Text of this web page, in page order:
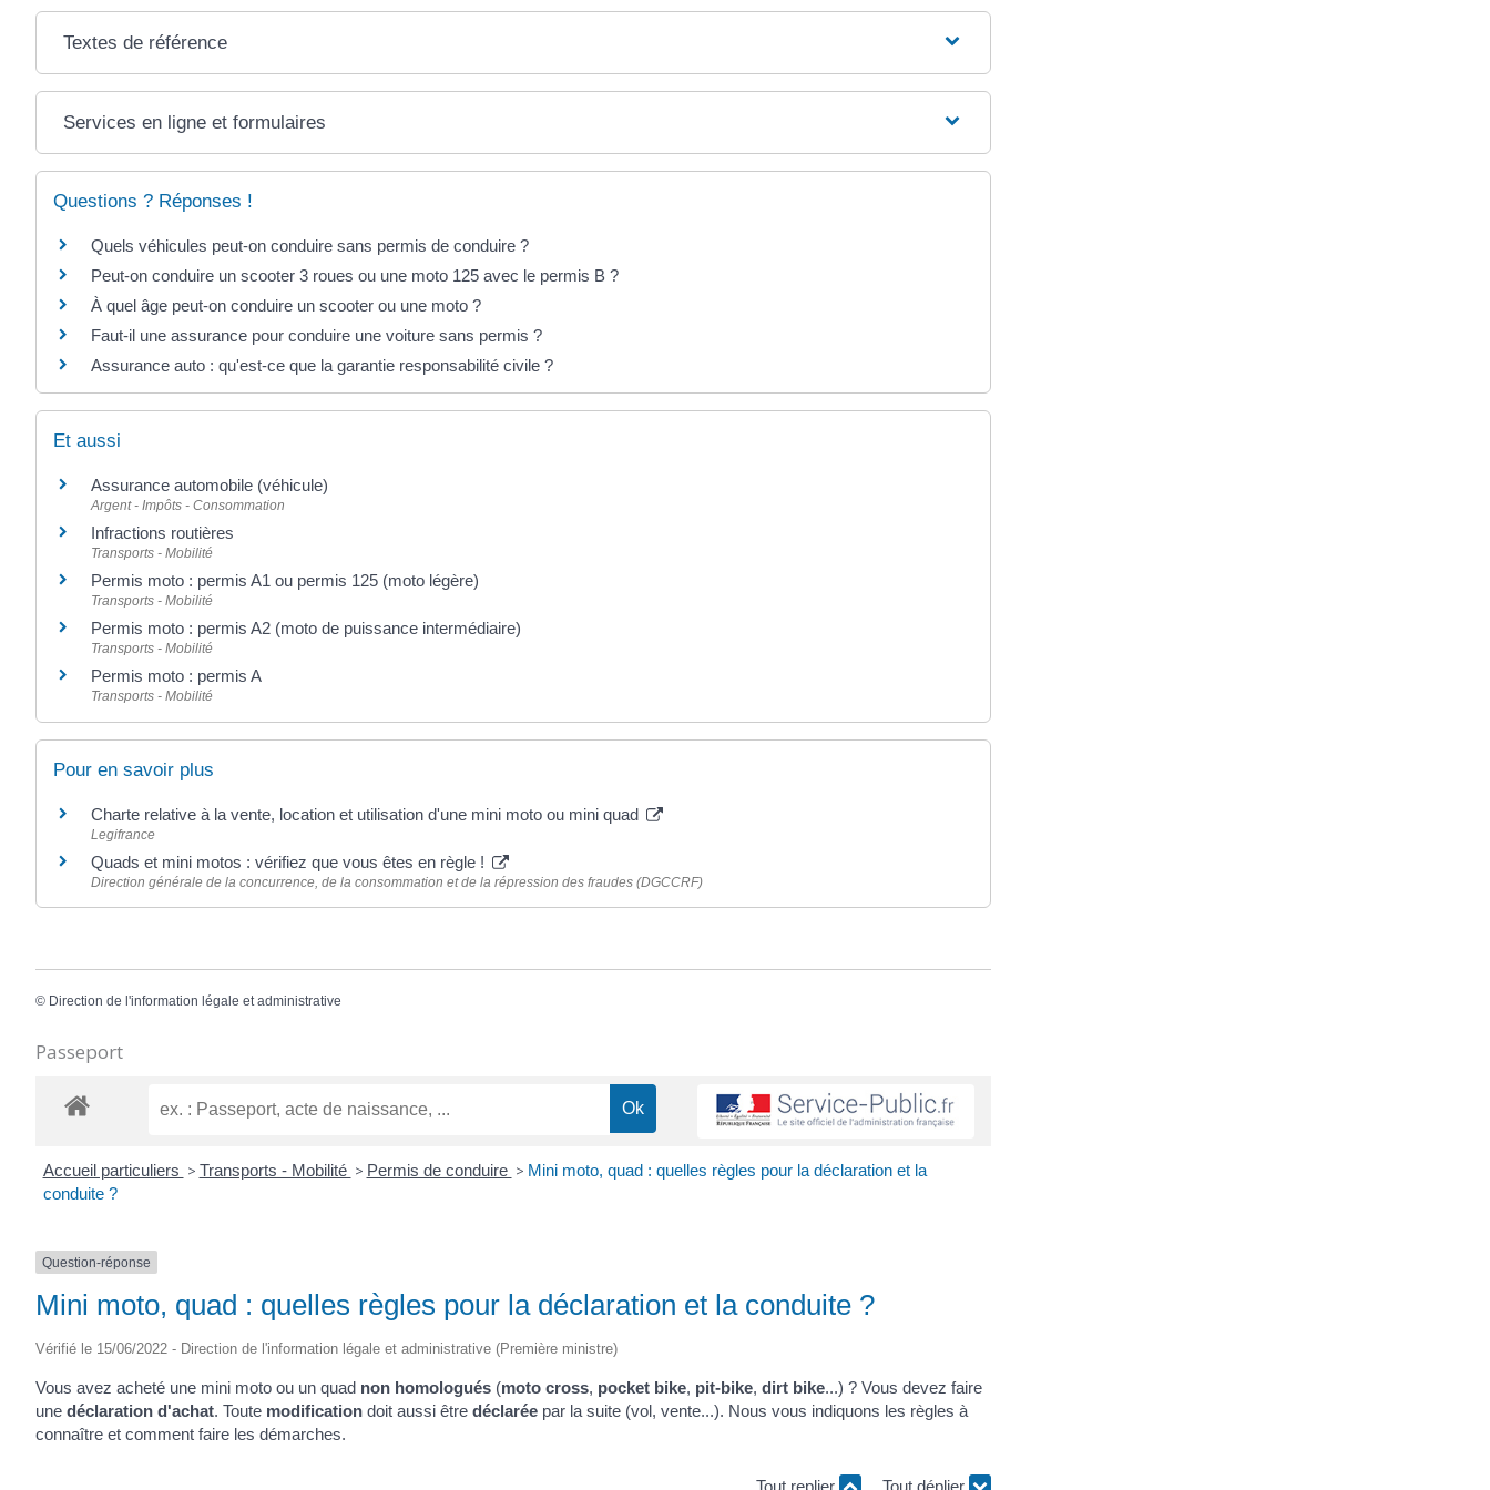
Textes de référence
Services en ligne et formulaires
Questions ? Réponses !
Quels véhicules peut-on conduire sans permis de conduire ?
Peut-on conduire un scooter 3 roues ou une moto 125 avec le permis B ?
À quel âge peut-on conduire un scooter ou une moto ?
Faut-il une assurance pour conduire une voiture sans permis ?
Assurance auto : qu'est-ce que la garantie responsabilité civile ?
Et aussi
Assurance automobile (véhicule)
Argent - Impôts - Consommation
Infractions routières
Transports - Mobilité
Permis moto : permis A1 ou permis 125 (moto légère)
Transports - Mobilité
Permis moto : permis A2 (moto de puissance intermédiaire)
Transports - Mobilité
Permis moto : permis A
Transports - Mobilité
Pour en savoir plus
Charte relative à la vente, location et utilisation d'une mini moto ou mini quad
Legifrance
Quads et mini motos : vérifiez que vous êtes en règle !
Direction générale de la concurrence, de la consommation et de la répression des fraudes (DGCCRF)
© Direction de l'information légale et administrative
Passeport
Accueil particuliers > Transports - Mobilité > Permis de conduire > Mini moto, quad : quelles règles pour la déclaration et la
conduite ?
Question-réponse
Mini moto, quad : quelles règles pour la déclaration et la conduite ?
Vérifié le 15/06/2022 - Direction de l'information légale et administrative (Première ministre)
Vous avez acheté une mini moto ou un quad non homologués (moto cross, pocket bike, pit-bike, dirt bike...) ? Vous devez faire
une déclaration d'achat. Toute modification doit aussi être déclarée par la suite (vol, vente...). Nous vous indiquons les règles à
connaître et comment faire les démarches.